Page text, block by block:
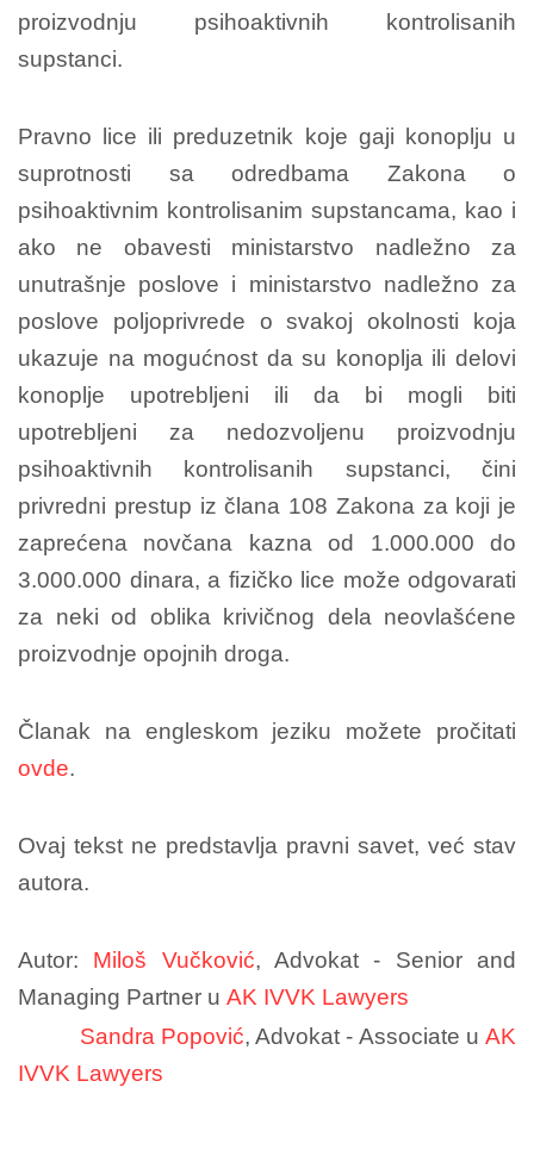
proizvodnju psihoaktivnih kontrolisanih
supstanci.
Pravno lice ili preduzetnik koje gaji konoplju u
suprotnosti sa odredbama Zakona o
psihoaktivnim kontrolisanim supstancama, kao i
ako ne obavesti ministarstvo nadležno za
unutrašnje poslove i ministarstvo nadležno za
poslove poljoprivrede o svakoj okolnosti koja
ukazuje na mogućnost da su konoplja ili delovi
konoplje upotrebljeni ili da bi mogli biti
upotrebljeni za nedozvoljenu proizvodnju
psihoaktivnih kontrolisanih supstanci, čini
privredni prestup iz člana 108 Zakona za koji je
zaprećena novčana kazna od 1.000.000 do
3.000.000 dinara, a fizičko lice može odgovarati
za neki od oblika krivičnog dela neovlašćene
proizvodnje opojnih droga.
Članak na engleskom jeziku možete pročitati
ovde.
Ovaj tekst ne predstavlja pravni savet, već stav
autora.
Autor: Miloš Vučković, Advokat - Senior and
Managing Partner u AK IVVK Lawyers
Sandra Popović, Advokat - Associate u AK
IVVK Lawyers